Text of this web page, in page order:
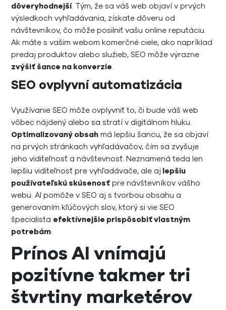
dôveryhodnejší. Tým, že sa váš web objaví v prvých
výsledkoch vyhľadávania, získate dôveru od
návštevníkov, čo môže posilniť vašu online reputáciu.
Ak máte s vašim webom komerčné ciele, ako napríklad
predaj produktov alebo služieb, SEO môže výrazne
zvýšiť šance na konverzie.
SEO ovplyvní automatizácia
Využívanie SEO môže ovplyvniť to, či bude váš web
vôbec nájdený alebo sa stratí v digitálnom hluku.
Optimalizovaný obsah má lepšiu šancu, že sa objaví
na prvých stránkach vyhľadávačov, čím sa zvyšuje
jeho viditeľnosť a návštevnosť. Neznamená teda len
lepšiu viditeľnosť pre vyhľadávače, ale aj lepšiu
používateľskú skúsenosť pre návštevníkov vášho
webu. AI pomôže v SEO aj s tvorbou obsahu a
generovaním kľúčových slov, ktorý si vie SEO
špecialista efektívnejšie prispôsobiť vlastným
potrebám.
Prínos AI vnímajú
pozitívne takmer tri
štvrtiny marketérov